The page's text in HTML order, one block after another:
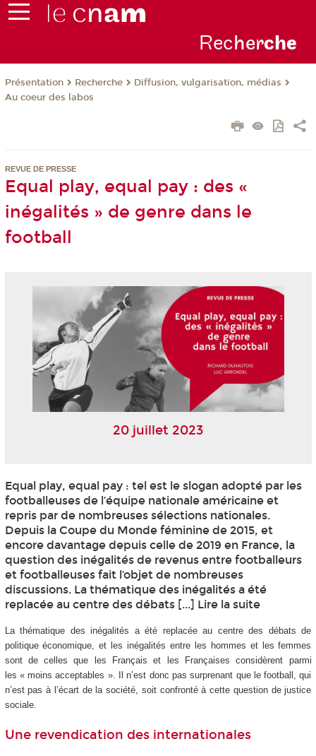
Recherche
Présentation Recherche
Diffusion, vulgarisation, médias
Au coeur des labos
REVUE DE PRESSE
Equal play, equal pay : des «
inégalités » de genre dans le
football
20 juillet 2023
Equal play, equal pay : tel est le slogan adopté par les
footballeuses de l’équipe nationale américaine et
repris par de nombreuses sélections nationales.
Depuis la Coupe du Monde féminine de 2015, et
encore davantage depuis celle de 2019 en France, la
question des inégalités de revenus entre footballeurs
et footballeuses fait l’objet de nombreuses
discussions. La thématique des inégalités a été
replacée au centre des débats [...] Lire la suite
La thématique des inégalités a été replacée au centre des débats de
politique économique, et les inégalités entre les hommes et les femmes
sont de celles que les Français et les Françaises considèrent parmi
les « moins acceptables ». Il n’est donc pas surprenant que le football, qui
n’est pas à l’écart de la société, soit confronté à cette question de justice
sociale.
Une revendication des internationales